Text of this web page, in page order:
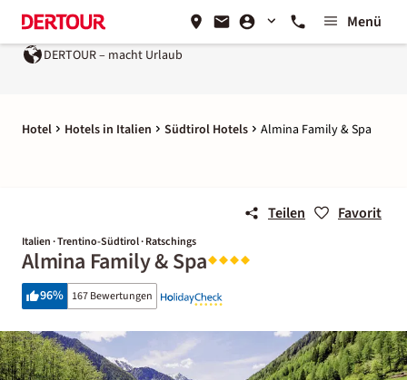
Menü
DERTOUR – macht Urlaub
Hotel Hotels in Italien Südtirol Hotels Almina Family & Spa
Teilen Favorit
Italien · Trentino-Südtirol · Ratschings
Almina Family & Spa
96% 167 Bewertungen